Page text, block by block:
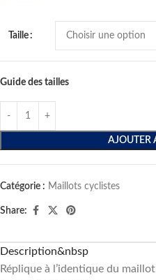
Taille
Guide des tailles
AJOUTER
Catégorie : Maillots cyclistes
Share:
Description&nbsp
Réplique à l’identique du